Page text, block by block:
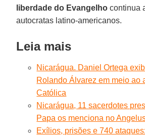
liberdade do Evangelho continua
autocratas latino-americanos.
Leia mais
Nicarágua. Daniel Ortega
Rolando Álvarez em meio ao
Católica
Nicarágua, 11 sacerdotes
Papa os menciona no
Exílios, prisões e 740